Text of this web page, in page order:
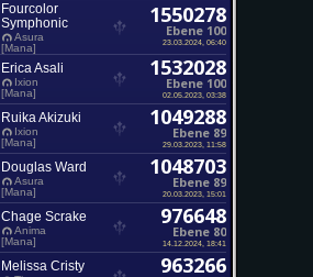
Fourcolor
Symphonic
Asura
[Mana]
1550278
Ebene 100
23.03.2024, 06:40
Erica Asali
Ixion
[Mana]
1532028
Ebene 100
02.05.2023, 03:38
Ruika Akizuki
Ixion
[Mana]
1049288
Ebene 89
29.03.2023, 11:58
Douglas Ward
Asura
[Mana]
1048703
Ebene 89
20.03.2023, 15:01
Chage Scrake
Anima
[Mana]
976648
Ebene 80
14.12.2024, 18:41
Melissa Cristy 963266